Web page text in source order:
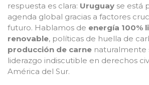
respuesta es clara: Uruguay se está
agenda global gracias a factores
futuro. Hablamos de energía 100%
renovable, políticas de huella de
producción de carne naturalmente
liderazgo indiscutible en derechos
América del Sur.